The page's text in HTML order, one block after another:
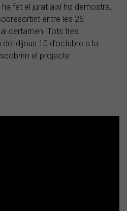
fet el jurat així ho demostra,
entre les 26
certamen. Tots tres
dijous 10 d’octubre a la
el projecte